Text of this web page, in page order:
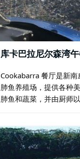
库卡巴拉尼尔森湾
Cookabarra 餐厅是新
肺鱼养殖场，提供各种
肺鱼和蔬菜，并由厨师